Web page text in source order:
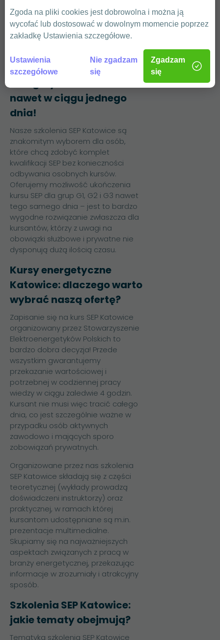
dozorem urządzeń, instalacji i sieci
gazowych wytwarzających,
przetwarzających, przesyłających i
Uprawnienia
nawet w ciągu jednego
dnia!
Nasze szkolenia SEP Katowice są
znakomitym wyborem dla osób,
które chcą zdobyć komplet
kwalifikacji SEP bez konieczności
odbywania osobnych kursów.
Oferujemy możliwość ukończenia
kursu SEP dla grup G1, G2 i G3 nawet
tego samego dnia – jest to bardzo
wygodne rozwiązanie zwłaszcza dla
kursantów, którzy z uwagi na
obowiązki służbowe i prywatne nie
dysponują dużą ilością czasu.
Kursy energetyczne
Katowice: dlaczego warto
wybrać naszą ofertę?
Zapisanie się na kurs SEP Katowice
organizowany przez Stowarzyszenie
Elektroenergetyków Polskich to
bardzo dobra decyzja! Przede
wszystkim gwarantujemy
przekazanie wartościowej i
potrzebnej w codziennej pracy
wiedzy w ciągu zaledwie 4 godzin.
Kursant nie musi więc tracić całego
dnia, co jest szczególnie ważne w
przypadku osób aktywnych
zawodowo i mających sporo
zobowiązań prywatnych.
Organizowane przez nas szkolenia
SEP Katowice składają się z części
teoretycznej (wykłady prowadzą
doświadczeni instruktorzy) oraz
praktycznej, w ramach której
kursantom udostępniane są m.in.
prezentacje multimedialne.
Skupiamy się na najważniejszych
aspektach związanych z pracą w
branży energetycznej, przekazując
informacje w zrozumiały i atrakcyjny
sposób.
Szkolenia SEP Katowice:
jakie tematy obejmują?
Tematyka szkolenia SEP Katowice
Zgoda na pliki cookies jest dobrowolna i można ją
wycofać lub dostosować w dowolnym momencie poprzez
zakładkę Ustawienia szczegółowe.
Ustawienia
szczegółowe
Nie zgadzam
się
Zgadzam
się